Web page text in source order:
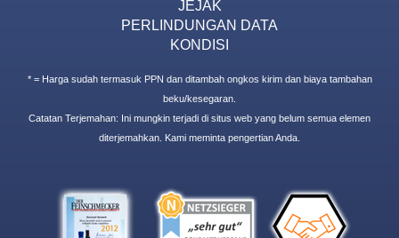
JEJAK
PERLINDUNGAN DATA
KONDISI
* = Harga sudah termasuk PPN dan ditambah ongkos kirim dan biaya tambahan
beku/kesegaran.
Catatan Terjemahan: Ini mungkin terjadi di situs web yang belum semua elemen
diterjemahkan. Kami meminta pengertian Anda.